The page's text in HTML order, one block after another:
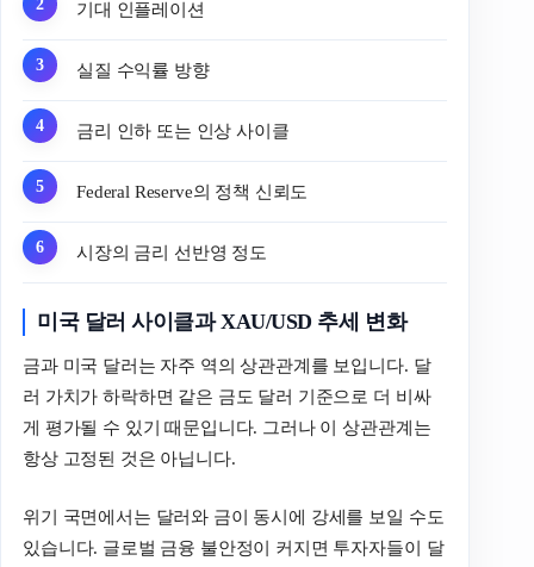
기대 인플레이션
실질 수익률 방향
금리 인하 또는 인상 사이클
Federal Reserve의 정책 신뢰도
시장의 금리 선반영 정도
미국 달러 사이클과 XAU/USD 추세 변화
금과 미국 달러는 자주 역의 상관관계를 보입니다. 달
러 가치가 하락하면 같은 금도 달러 기준으로 더 비싸
게 평가될 수 있기 때문입니다. 그러나 이 상관관계는
항상 고정된 것은 아닙니다.
위기 국면에서는 달러와 금이 동시에 강세를 보일 수도
있습니다. 글로벌 금융 불안정이 커지면 투자자들이 달